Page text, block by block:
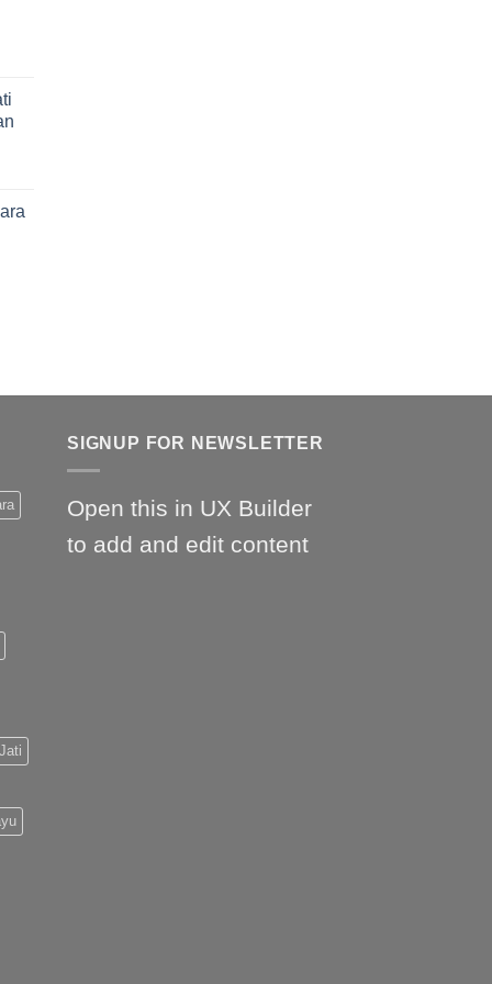
SIGNUP FOR NEWSLETTER
Open this in UX Builder
to add and edit content